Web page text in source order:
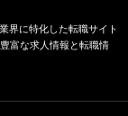
界に特化した転職サイト
富な求人情報と転職情